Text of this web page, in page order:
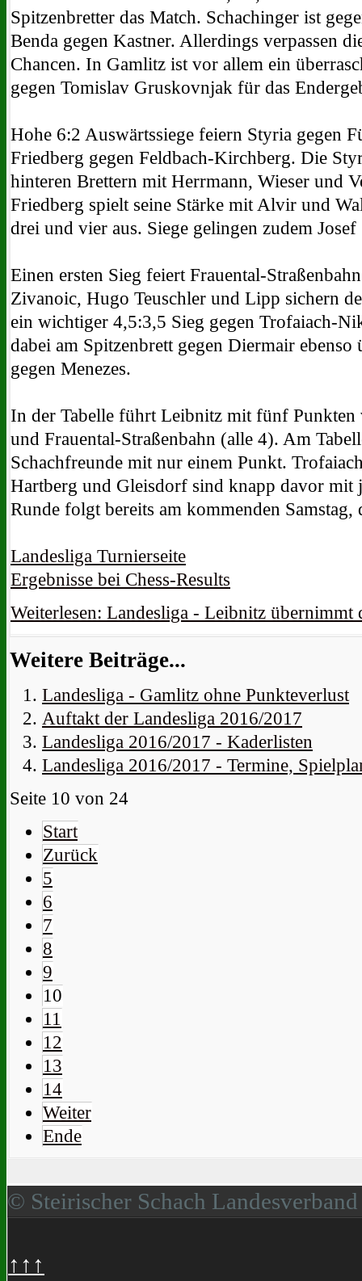
Spitzenbretter das Match. Schachinger ist
Benda gegen Kastner. Allerdings verpassen
Chancen. In Gamlitz ist vor allem ein
gegen Tomislav Gruskovnjak für das
Hohe 6:2 Auswärtssiege feiern Styria gegen
Friedberg gegen Feldbach-Kirchberg. Die
hinteren Brettern mit Herrmann, Wieser und
Friedberg spielt seine Stärke mit Alvir und
drei und vier aus. Siege gelingen zudem
Einen ersten Sieg feiert Frauental-
Zivanoic, Hugo Teuschler und Lipp sichern
ein wichtiger 4,5:3,5 Sieg gegen Trofaiach-
dabei am Spitzenbrett gegen Diermair
gegen Menezes.
In der Tabelle führt Leibnitz mit fünf
und Frauental-Straßenbahn (alle 4). Am
Schachfreunde mit nur einem Punkt.
Hartberg und Gleisdorf sind knapp davor mit
Runde folgt bereits am kommenden Samstag,
Landesliga Turnierseite
Ergebnisse bei Chess-Results
Weiterlesen: Landesliga - Leibnitz übernimmt
Weitere Beiträge...
Landesliga - Gamlitz ohne Punkteverlust
Auftakt der Landesliga 2016/2017
Landesliga 2016/2017 - Kaderlisten
Landesliga 2016/2017 - Termine,
Seite 10 von 24
Start
Zurück
5
6
7
8
9
10
11
12
13
14
Weiter
Ende
© Steirischer Schach Landesverband
↑↑↑